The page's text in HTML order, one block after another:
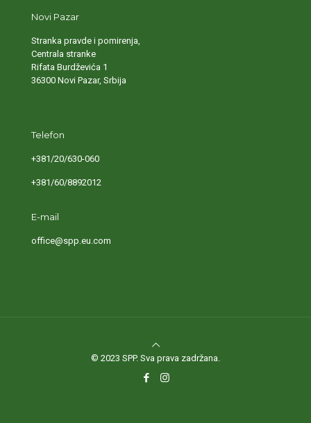
Novi Pazar
Stranka pravde i pomirenja,
Centrala stranke
Rifata Burdževića 1
36300 Novi Pazar, Srbija
Telefon
+381/20/630-060
+381/60/8892012
E-mail
office@spp.eu.com
© 2023 SPP. Sva prava zadržana.